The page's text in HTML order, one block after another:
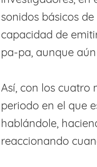
sonidos básicos
capacidad de
pa-pa, aunque
Así, con los cuatro
periodo en el que
hablándole,
reaccionando